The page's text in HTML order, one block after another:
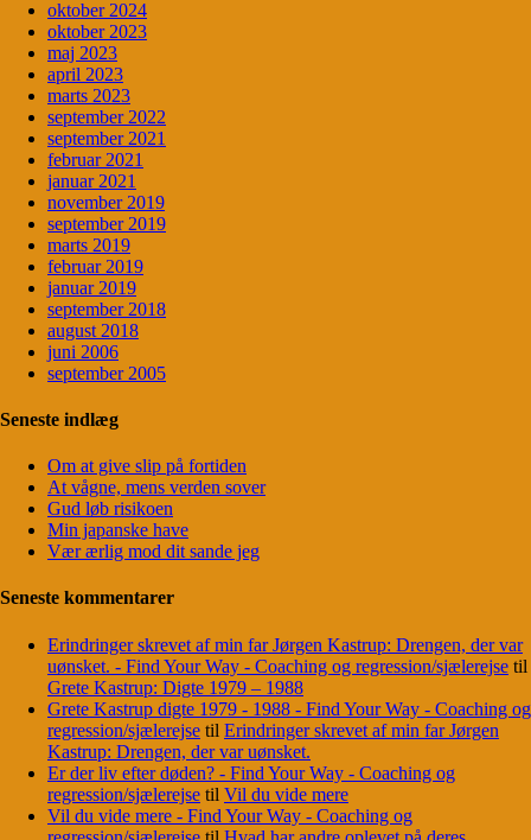
oktober 2024
oktober 2023
maj 2023
april 2023
marts 2023
september 2022
september 2021
februar 2021
januar 2021
november 2019
september 2019
marts 2019
februar 2019
januar 2019
september 2018
august 2018
juni 2006
september 2005
Seneste indlæg
Om at give slip på fortiden
At vågne, mens verden sover
Gud løb risikoen
Min japanske have
Vær ærlig mod dit sande jeg
Seneste kommentarer
Erindringer skrevet af min far Jørgen Kastrup: Drengen, der var
uønsket. - Find Your Way - Coaching og regression/sjælerejse til
Grete Kastrup: Digte 1979 – 1988
Grete Kastrup digte 1979 - 1988 - Find Your Way - Coaching og
regression/sjælerejse til Erindringer skrevet af min far Jørgen
Kastrup: Drengen, der var uønsket.
Er der liv efter døden? - Find Your Way - Coaching og
regression/sjælerejse til Vil du vide mere
Vil du vide mere - Find Your Way - Coaching og